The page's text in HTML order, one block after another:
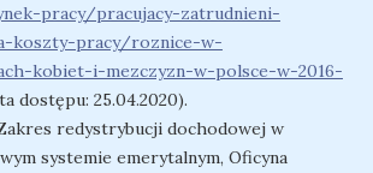
pracy/pracujacy-zatrudnieni-
koszty-pracy/roznice-w-
kobiet-i-mezczyzn-w-polsce-w-2016-
dostępu: 25.04.2020).
Zakres redystrybucji dochodowej w
systemie emerytalnym, Oficyna